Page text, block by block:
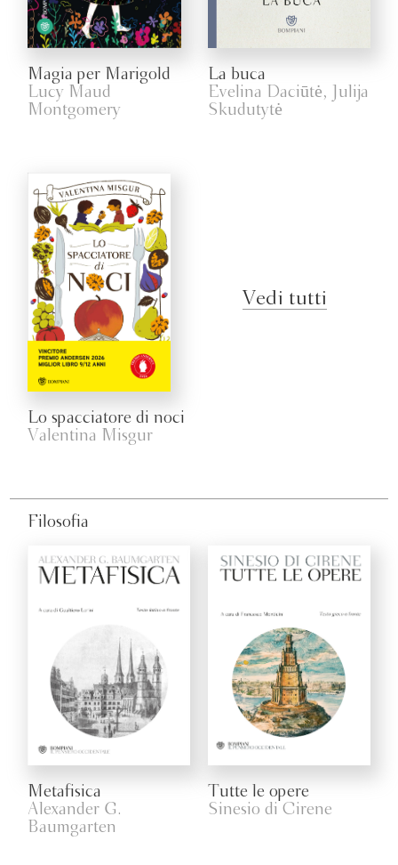
Magia per Marigold
Lucy Maud
Montgomery
La buca
Evelina Daciūtė, Julija
Skudutytė
Lo spacciatore di noci
Valentina Misgur
Vedi tutti
Filosofia
Metafisica
Alexander G.
Baumgarten
Tutte le opere
Sinesio di Cirene